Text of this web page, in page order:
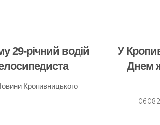
29-річний водій
Кропивницького
У
Днем